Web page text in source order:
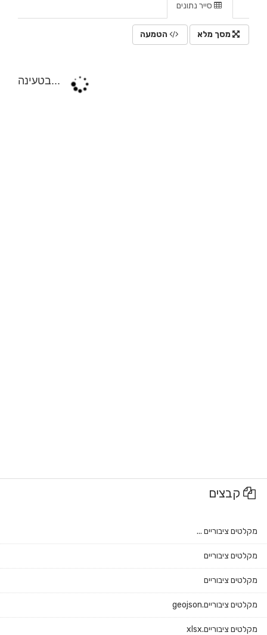
סייר נתונים
מסך מלא הטמעה
קבצים
מקלטים ציבוריים ...
מקלטים ציבוריים
מקלטים ציבוריים
מקלטים ציבוריים.geojson
מקלטים ציבוריים.xlsx